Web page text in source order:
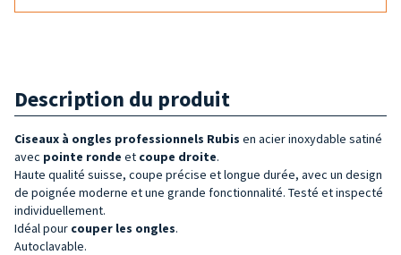
Description du produit
Ciseaux à ongles professionnels Rubis en acier inoxydable satiné
avec pointe ronde et coupe droite.
Haute qualité suisse, coupe précise et longue durée, avec un design
de poignée moderne et une grande fonctionnalité. Testé et inspecté
individuellement.
Idéal pour couper les ongles.
Autoclavable.